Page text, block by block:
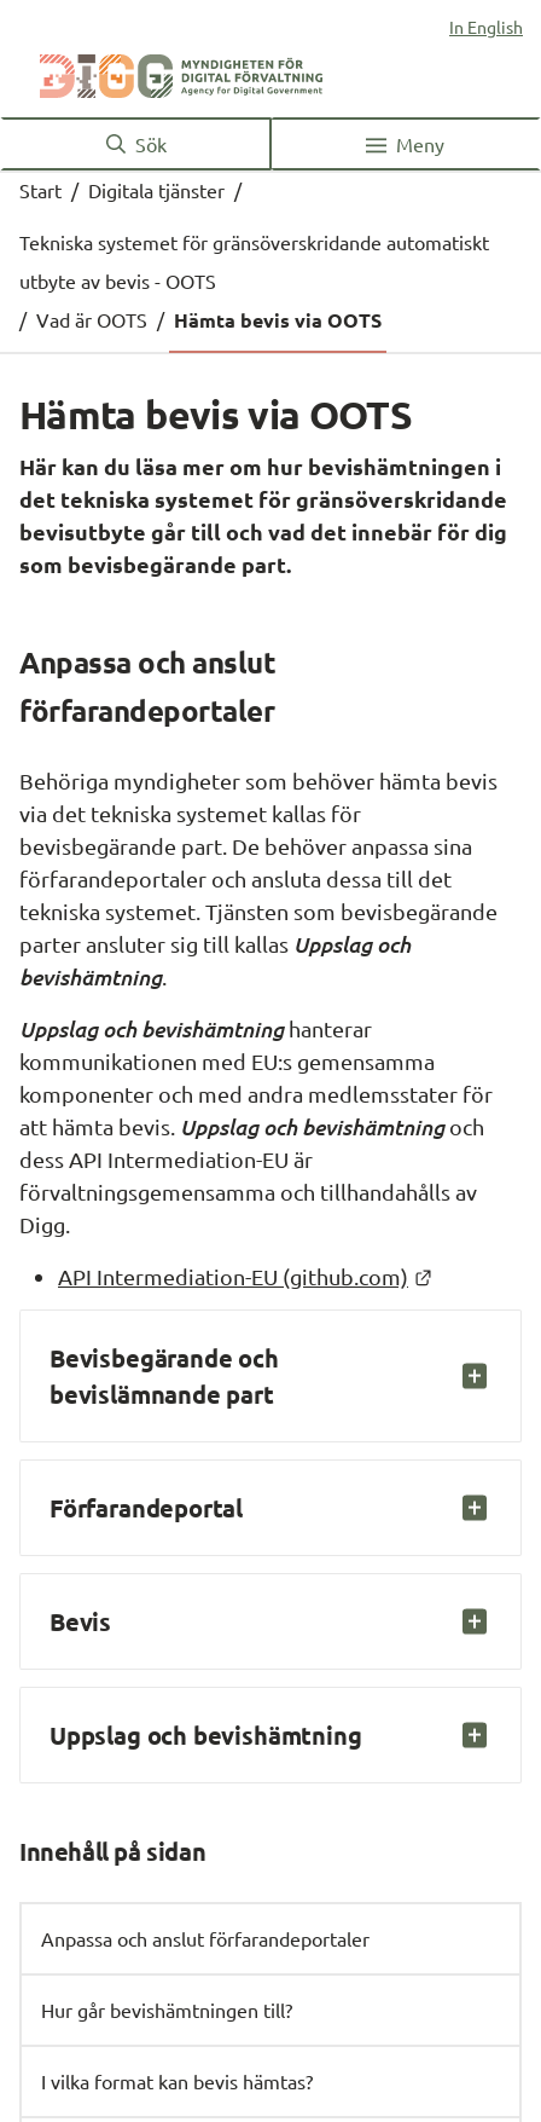
In English
Sök
Meny
Start / Digitala tjänster /
Tekniska systemet för gränsöverskridande automatiskt
utbyte av bevis - OOTS
/ Vad är OOTS / Hämta bevis via OOTS
Hämta bevis via OOTS
Här kan du läsa mer om hur bevishämtningen i
det tekniska systemet för gränsöverskridande
bevisutbyte går till och vad det innebär för dig
som bevisbegärande part.
Anpassa och anslut
förfarandeportaler
Behöriga myndigheter som behöver hämta bevis
via det tekniska systemet kallas för
bevisbegärande part. De behöver anpassa sina
förfarandeportaler och ansluta dessa till det
tekniska systemet. Tjänsten som bevisbegärande
parter ansluter sig till kallas Uppslag och
bevishämtning.
Uppslag och bevishämtning hanterar
kommunikationen med EU:s gemensamma
komponenter och med andra medlemsstater för
att hämta bevis. Uppslag och bevishämtning och
dess API Intermediation-EU är
förvaltningsgemensamma och tillhandahålls av
Digg.
API Intermediation-EU (github.com)
Bevisbegärande och
bevislämnande part
Förfarandeportal
Bevis
Uppslag och bevishämtning
Innehåll på sidan
Anpassa och anslut förfarandeportaler
Hur går bevishämtningen till?
I vilka format kan bevis hämtas?